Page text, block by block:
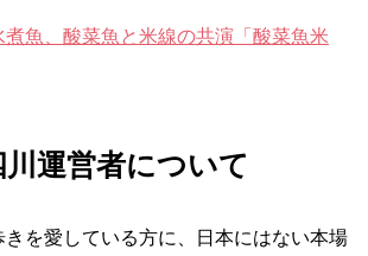
魚、酸菜魚と米線の共演「酸菜魚米
運営者について
を愛している方に、日本にはない本場